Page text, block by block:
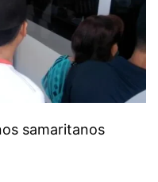
samaritanos